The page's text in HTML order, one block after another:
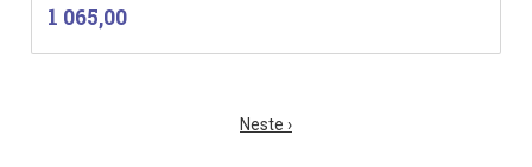
Pris
1 065,00
Neste ›